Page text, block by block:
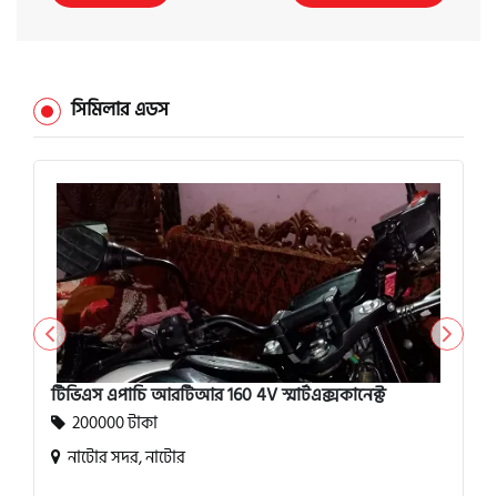
সিমিলার এডস
টিভিএস এপাচি আরটিআর 160 4V স্মার্টএক্সকানেক্ট
200000 টাকা
নাটোর সদর, নাটোর